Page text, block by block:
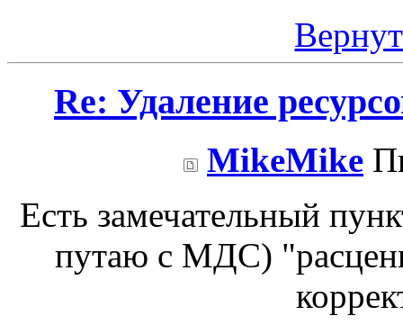
Re: Удаление
MikeMike
Есть замечательный
путаю с МДС)